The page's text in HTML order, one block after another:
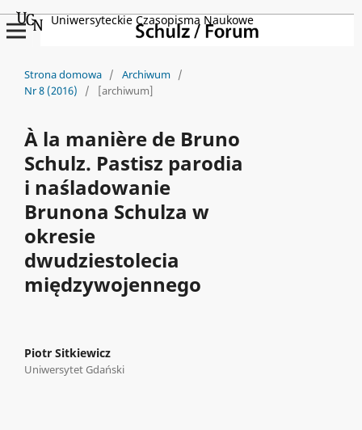
Uniwersyteckie Czasopisma Naukowe
Strona domowa / Archiwum /
Nr 8 (2016)
/ [archiwum]
À la manière de Bruno
Schulz. Pastisz parodia
i naśladowanie
Brunona Schulza w
okresie
dwudziestolecia
międzywojennego
Piotr Sitkiewicz
Uniwersytet Gdański